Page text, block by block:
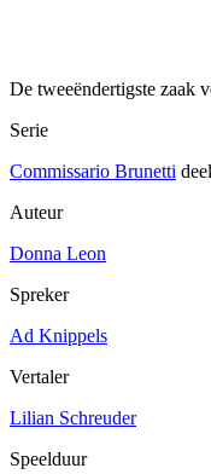
De tweeëndertigste zaak
Serie
Commissario Brunetti
Auteur
Donna Leon
Spreker
Ad Knippels
Vertaler
Lilian Schreuder
Speelduur